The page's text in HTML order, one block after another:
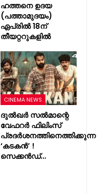
ഹത്തനെ ഉദയ
(പത്താമുദയം)
ഏപ്രിൽ 18ന്
തീയറ്ററുകളിൽ
CINEMA NEWS
ദുൽഖർ സൽമാന്റെ
വേഫറർ ഫിലിംസ്
പ്രദർശനത്തിനെത്തിക്കുന്ന
‘കടകൻ’ !
സെക്കൻഡ്…